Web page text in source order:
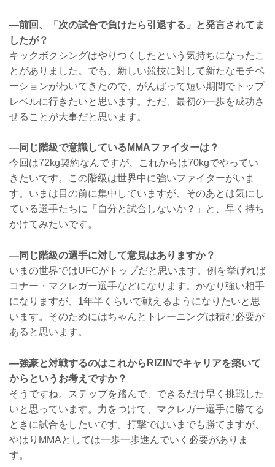
—前回、「次の試合で負けたら引退する」と発言されてま
したが？
キックボクシングはやりつくしたという気持ちになったこ
とがありました。でも、新しい競技に対して新たなモチベ
ーションがわいてきたので、がんばって短い期間でトップ
レベルに行きたいと思います。ただ、最初の一歩を成功さ
せることが大事だと思います。
—同じ階級で意識しているMMAファイターは？
今回は72kg契約なんですが、これからは70kgでやってい
きたいです。この階級は世界中に強いファイターがいま
す。いまは目の前に集中していますが、そのあとは気にし
ている選手たちに「自分と試合しないか？」と、早く持ち
かけてみたいです。
—同じ階級の選手に対して意見はありますか？
いまの世界ではUFCがトップだと思います。例を挙げれば
コナー・マクレガー選手などになります。かなり強い相手
になりますが、1年半くらいで戦えるようになりたいと思
います。そのためにはちゃんとトレーニングは積む必要が
あると思います。
—強豪と対戦するのはこれからRIZINでキャリアを築いて
からというお考えですか？
そうですね。ステップを踏んで、できるだけ早く挑戦した
いと思っています。力をつけて、マクレガー選手に勝てる
ときに試合をしたいです。打撃ではいまでも勝てますが、
やはりMMAとしては一歩一歩進んでいく必要がありま
す。